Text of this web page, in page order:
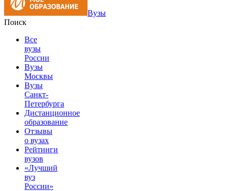
Вузы
Поиск
Все
вузы
России
Вузы
Москвы
Вузы
Санкт-
Петербурга
Дистанционное
образование
Отзывы
о вузах
Рейтинги
вузов
«Лучший
вуз
России»